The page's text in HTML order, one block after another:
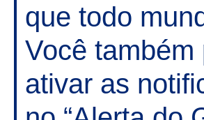
que todo
Você também
ativar as